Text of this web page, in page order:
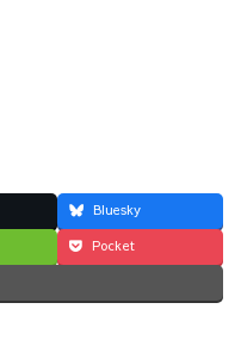
Bluesky
Pocket